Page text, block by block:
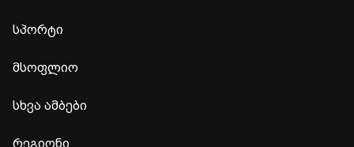
სპორტი
მსოფლიო
სხვა ამბები
რეგიონი